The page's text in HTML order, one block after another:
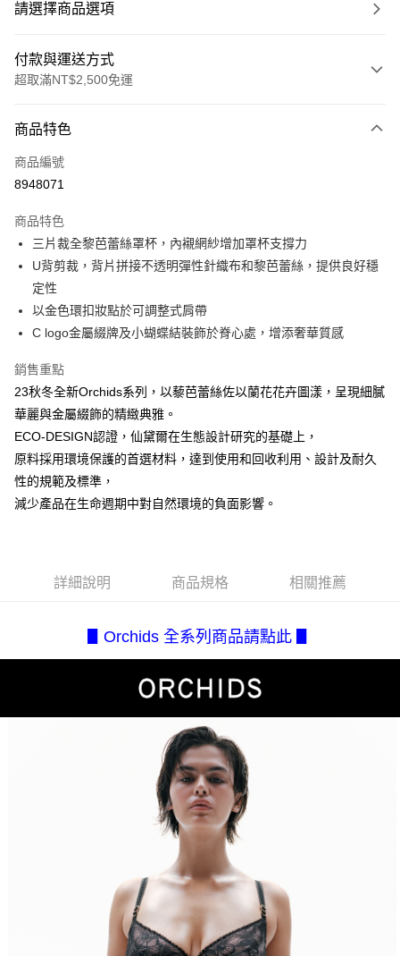
請選擇商品選項
付款與運送方式
超取滿NT$2,500免運
信用卡一次付款
信用卡分期付款
合作金庫商業銀行
華南商業銀行
彰化商業銀行
上海商業儲蓄銀行
台北富邦商業銀行
國泰世華商業銀行
臺灣中小企業銀行
匯豐（台灣）商業銀行
華泰商業銀行
聯邦商業銀行
遠東國際商業銀行
元大商業銀行
台新國際商業銀行
中國信託商業銀行
台灣樂天信用卡公司
超商取貨付款
LINE Pay
街口支付
悠遊付
大哥付你分期
相關說明
【大哥付你分期使用說明】
2.付款方式選擇「大哥付你分期」，訂單成立後會自動跳轉到大哥付的交易
流程，驗證手機門號後，選擇欲分期的期數、繳款截止日，確認付款後即完
成交易。
3.實際核准額度、可分期數及費用金額請依後續交易確認頁面所載為準。
4.訂單成立30分鐘內，如未前往確認交易或遇審核未通過，訂單將自動取
醒簡訊。
用戶於交易時，得透過本服務購買商品或服務，並由商店將買賣／分期付款
買賣價金債權讓與本公司後，依約使用本公司帳單繳交帳款。
2.基於同意付款使用「大哥付你分期」之契約關係目的，商店將以您的個人
資料（包含姓名、電話或地址）提供予台灣大哥大進項蒐集、處理及利用，
由本公司與您本人進行分期帳單所需資料之確認、核對及更正。
3.完整用戶服務條款，請詳閱以下連結：https://oppay.tw/userRule
AFTEE先享後付
相關說明
【關於「AFTEE先享後付」】
AFTEE先享後付是「在收到商品之後才付款」的支付方式。 讓您購物簡單
便利好安心！
１．簡單：不需註冊會員、不需綁卡、不需儲值。
【「AFTEE先享後付」結帳流程】
２．訂單成立數日內，您將收到繳費通知簡訊。
３．收到繳費通知簡訊後14天內，點擊此簡訊中的連結，可透過四大超商／
ATM／網路銀行／等多元方式進行付款，方視為交易完成。
購買商品的店家。未經商家同意取消之訂單仍視為有效，需透過AFTEE先享
是否繳費成功／繳費後需取消欲退款等相關疑問，請聯繫「AFTEE先享後付
https://netprotections.freshdesk.com/support/home
１．透過由恩沛科技股份有限公司提供之「AFTEE先享後付」服務完成之交
易，需依本服務之必要範圍內提供個人資料，並將交易相關給付款項請求債
權轉讓予恩沛科技股份有限公司。
２．關於個人資料處理事宜，請瀏覽以下網址：
３．未成年的使用者請事先徵得法定代理人或監護人之同意方可使用
「AFTEE先享後付」，若未經同意申辦者引起之損失，本公司不負相關責
４．使用「AFTEE先享後付」時，將依據個別帳號之用戶狀況，依本公司即
時審查核予不同之上限額度；若仍有額度不足之情形，本公司將視審查結果
運送方式
付款後全家取貨
7-11取貨付款
每筆NT$80，滿NT$2,500(含以上)免運費
每筆NT$80，滿NT$2,500(含以上)免運費
每筆NT$80，滿NT$2,500(含以上)免運費
宅配(不含釣魚台列嶼、東沙、南沙、虎井島、桶盤島、望安、七
美、白沙、烈嶼、烏坵、蘭嶼)
商品特色
商品編號
8948071
商品特色
三片裁全黎芭蕾絲罩杯，內襯網紗增加罩杯支撐力
U背剪裁，背片拼接不透明彈性針織布和黎芭蕾絲，提供良好穩
定性
以金色環扣妝點於可調整式肩帶
C logo金屬綴牌及小蝴蝶結裝飾於脊心處，增添奢華質感
銷售重點
23秋冬全新Orchids系列，以藜芭蕾絲佐以蘭花花卉圖漾，呈現細膩
華麗與金屬綴飾的精緻典雅。
ECO-DESIGN認證，仙黛爾在生態設計研究的基礎上，
原料採用環境保護的首選材料，達到使用和回收利用、設計及耐久
性的規範及標準，
減少產品在生命週期中對自然環境的負面影響。
詳細說明 商品規格 相關推薦
▋Orchids 全系列商品請點此 ▋